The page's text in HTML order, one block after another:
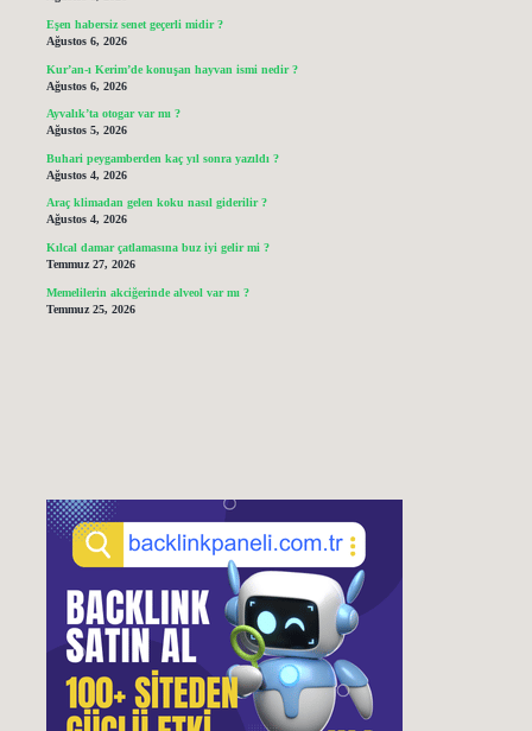
Eşen habersiz senet geçerli midir ?
Ağustos 6, 2026
Kur’an-ı Kerim’de konuşan hayvan ismi nedir ?
Ağustos 6, 2026
Ayvalık’ta otogar var mı ?
Ağustos 5, 2026
Buhari peygamberden kaç yıl sonra yazıldı ?
Ağustos 4, 2026
Araç klimadan gelen koku nasıl giderilir ?
Ağustos 4, 2026
Kılcal damar çatlamasına buz iyi gelir mi ?
Temmuz 27, 2026
Memelilerin akciğerinde alveol var mı ?
Temmuz 25, 2026